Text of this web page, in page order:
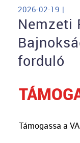
2026-02-19 |
Nemzeti
forduló
Támogassa a